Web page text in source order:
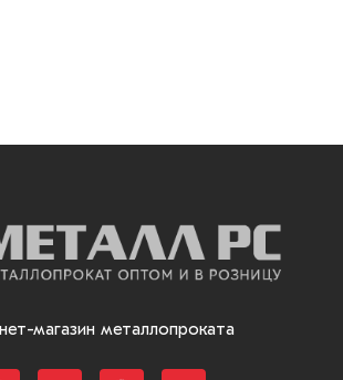
магазин металлопроката